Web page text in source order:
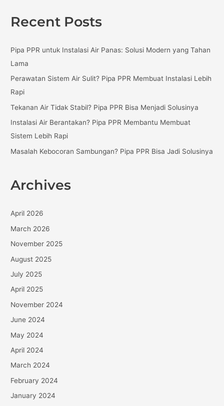
r
h
f
o
r
:
Recent Posts
Pipa PPR untuk Instalasi Air Panas: Solusi Modern yang Tahan
Lama
Perawatan Sistem Air Sulit? Pipa PPR Membuat Instalasi Lebih
Rapi
Tekanan Air Tidak Stabil? Pipa PPR Bisa Menjadi Solusinya
Instalasi Air Berantakan? Pipa PPR Membantu Membuat
Sistem Lebih Rapi
Masalah Kebocoran Sambungan? Pipa PPR Bisa Jadi Solusinya
Archives
April 2026
March 2026
November 2025
August 2025
July 2025
April 2025
November 2024
June 2024
May 2024
April 2024
March 2024
February 2024
January 2024